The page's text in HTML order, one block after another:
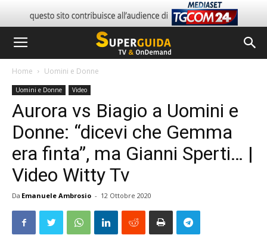
Home Uomini e Donne
Uomini e Donne Video
Aurora vs Biagio a Uomini e
Donne: “dicevi che Gemma
era finta”, ma Gianni Sperti… |
Video Witty Tv
Da Emanuele Ambrosio - 12 Ottobre 2020